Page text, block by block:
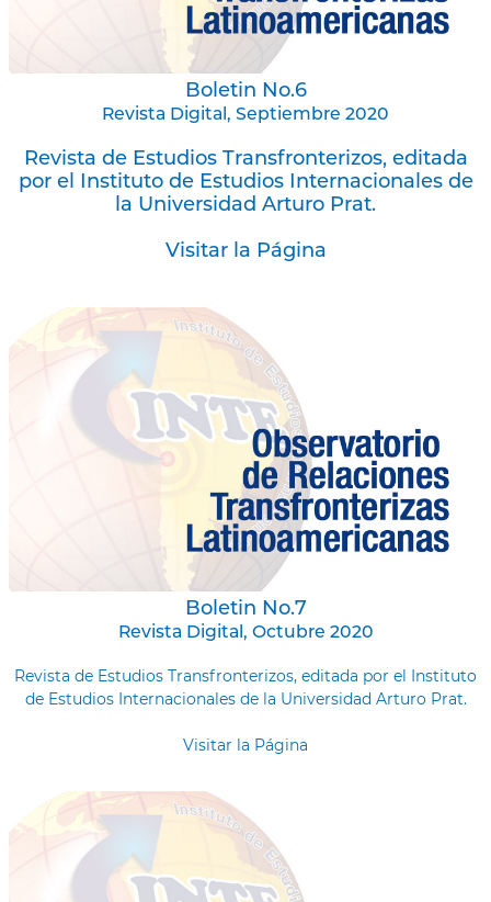
Boletin No.6
Revista Digital, Septiembre 2020
Revista de Estudios Transfronterizos, editada
por el Instituto de Estudios Internacionales de
la Universidad Arturo Prat.
Visitar la Página
Boletin No.7
Revista Digital, Octubre 2020
Revista de Estudios Transfronterizos, editada por el Instituto
de Estudios Internacionales de la Universidad Arturo Prat.
Visitar la Página